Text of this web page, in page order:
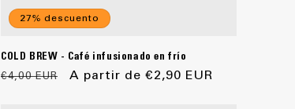
27% descuento
COLD BREW - Café infusionado en frío
Precio
€4,00 EUR
Precio
A partir de €2,90 EUR